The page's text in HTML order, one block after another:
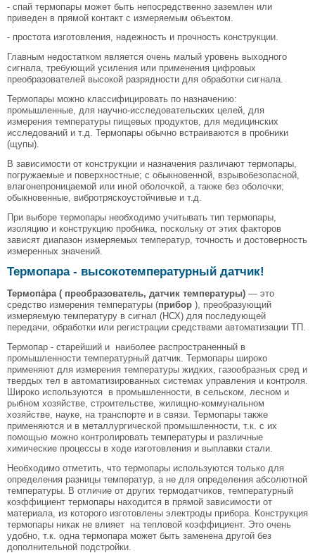
- спай термопары может быть непосредственно заземлен или
приведен в прямой контакт с измеряемым объектом.
- простота изготовления, надежность и прочность конструкции.
Главным недостатком является очень малый уровень выходного
сигнала, требующий усиления или применения цифровых
преобразователей высокой разрядности для обработки сигнала.
Термопары можно классифицировать по назначению:
промышленные, для научно-исследовательских целей, для
измерения температуры пищевых продуктов, для медицинских
исследований и т.д. Термопары обычно встраиваются в пробники
(щупы).
В зависимости от конструкции и назначения различают термопары,
погружаемые и поверхностные; с обыкновенной, взрывобезопасной,
влагонепроницаемой или иной оболочкой, а также без оболочки;
обыкновенные, вибротряскоустойчивые и т.д.
При выборе термопары необходимо учитывать тип термопары,
изоляцию и конструкцию пробника, поскольку от этих факторов
зависят диапазон измеряемых температур, точность и достоверность
измеренных значений.
Термопара - высокотемпературный датчик!
Термопа́ра ( преобразователь, датчик температуры) — это
средство измерения температуры (прибор ), преобразующий
измеряемую температуру в сигнал (НСХ) для последующей
передачи, обработки или регистрации средствами автоматизации ТП.
Термопар - старейший и наиболее распространенный в
промышленности температурный датчик. Термопары широко
применяют для измерения температуры жидких, газообразных сред и
твердых тел в автоматизированных системах управления и контроля.
Широко используются в промышленности, в сельском, лесном и
рыбном хозяйстве, строительстве, жилищно-коммунальном
хозяйстве, науке, на транспорте и в связи. Термопары также
применяются и в металлургической промышленности, т.к. с их
помощью можно контролировать температуры и различные
химические процессы в ходе изготовления и выплавки стали.
Необходимо отметить, что термопары используются только для
определения разницы температур, а не для определения абсолютной
температуры. В отличие от других термодатчиков, температурный
коэффициент термопары находится в прямой зависимости от
материала, из которого изготовлены электроды прибора. Конструкция
термопары никак не влияет на тепловой коэффициент. Это очень
удобно, т.к. одна термопара может быть заменена другой без
дополнительной подстройки.